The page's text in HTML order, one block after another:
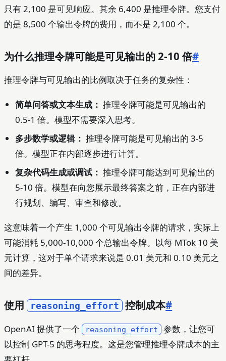
只有 2,100 是可见响应。其余 6,400 是推理令牌。您支付
的是 8,500 个输出令牌的费用，而不是 2,100 个。
为什么推理令牌可能是可见输出的 2-10 倍#
推理令牌与可见输出的比例取决于任务的复杂性：
简单问答或文本生成： 推理令牌可能是可见输出的
0.5-1 倍。模型不需要深入思考。
多步数学或逻辑： 推理令牌可能是可见输出的 3-5
倍。模型正在内部逐步进行计算。
复杂代码生成或调试： 推理令牌可能达到可见输出的
5-10 倍。模型在向您展示最终答案之前，正在内部进
行规划、编写、审查和修改。
这意味着一个产生 1,000 个可见输出令牌的请求，实际上
可能消耗 5,000-10,000 个总输出令牌。以每 MTok 10 美
元计算，这对于单个请求来说是 0.01 美元和 0.10 美元之
间的差异。
使用 reasoning_effort 控制成本#
OpenAI 提供了一个 reasoning_effort
参数，让您可
以控制 GPT-5 的思考程度。这是您管理推理令牌成本的主